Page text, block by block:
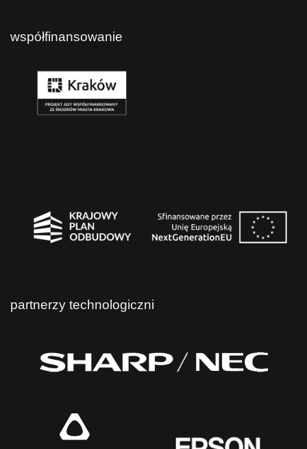
współfinansowanie
partnerzy technologiczni